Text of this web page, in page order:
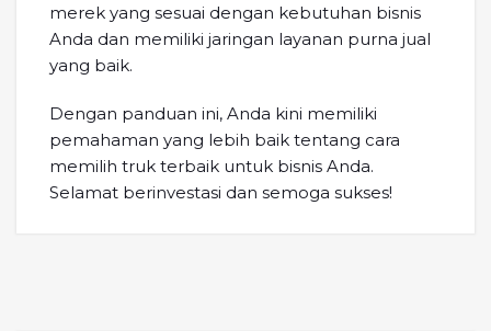
merek yang sesuai dengan kebutuhan bisnis
Anda dan memiliki jaringan layanan purna jual
yang baik.
Dengan panduan ini, Anda kini memiliki
pemahaman yang lebih baik tentang cara
memilih truk terbaik untuk bisnis Anda.
Selamat berinvestasi dan semoga sukses!